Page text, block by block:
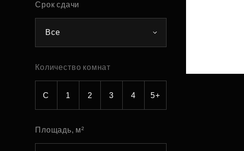
Срок сдачи
Все
Количество комнат
С 1 2 3 4 5+
Площадь, м²